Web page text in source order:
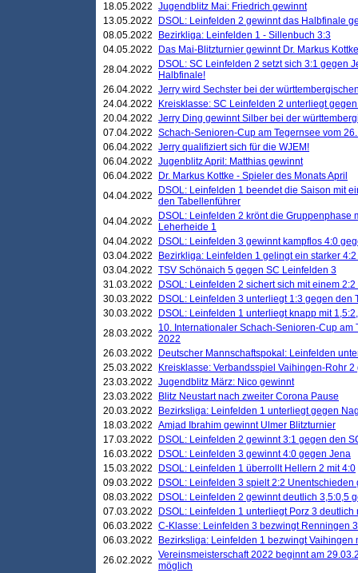
18.05.2022 Jugendblitz Mai: Friedrich gewinnt
13.05.2022
DSOL: Leinfelden 2 gewinnt das Halbfinale
08.05.2022
Bezirkliga: Leinfelden 1 - Sillenbuch 3:3
04.05.2022
Das Mai-Blitzturnier gewinnt Dr. Markus
28.04.2022
DSOL: SC Leinfelden 2 setzt sich 3:1 gegen
Halbfinale!
26.04.2022 Jerry wird Sechster bei der
24.04.2022
Kreisklasse: SC Leinfelden 2 unterliegt
20.04.2022 Jerry Ding gewinnt Silber bei der
07.04.2022 Schach-Senioren-Cup am Tegernsee vom
06.04.2022 Jerry qualifiziert sich für die WJEM!
06.04.2022 Jugenblitz April: Matthias gewinnt
06.04.2022
Dr. Markus Kottke - Spieler des Monats April
04.04.2022
DSOL: Leinfelden 1 beendet die Saison mit
den Tabellenführer
04.04.2022
DSOL: Leinfelden 2 krönt die Gruppenphase
Leherheide 1
04.04.2022
DSOL: Leinfelden 3 gewinnt kampflos 4:0
03.04.2022
Bezirkliga: Leinfelden 1 gelingt ein starker
03.04.2022 TSV Schönaich 5 gegen SC Leinfelden 3
31.03.2022
DSOL: Leinfelden 2 sichert sich mit einem
30.03.2022
DSOL: Leinfelden 3 unterliegt 1:3 gegen den
30.03.2022
DSOL: Leinfelden 1 unterliegt knapp mit
28.03.2022
10. Internationaler Schach-Senioren-Cup am
2022
26.03.2022
Deutscher Mannschaftspokal: Leinfelden
25.03.2022
Kreisklasse: Verbandsspiel Vaihingen-Rohr
23.03.2022 Jugendblitz März: Nico gewinnt
23.03.2022
Blitz Neustart nach zweiter Corona Pause
20.03.2022
Bezirksliga: Leinfelden 1 unterliegt gegen
18.03.2022 Amjad Ibrahim gewinnt Ulmer Blitzturnier
17.03.2022
DSOL: Leinfelden 2 gewinnt 3:1 gegen den
16.03.2022
DSOL: Leinfelden 3 gewinnt 4:0 gegen Jena
15.03.2022
DSOL: Leinfelden 1 überrollt Hellern 2 mit 4:0
09.03.2022
DSOL: Leinfelden 3 spielt 2:2 Unentschieden
08.03.2022
DSOL: Leinfelden 2 gewinnt deutlich 3,5:0,5
07.03.2022
DSOL: Leinfelden 1 unterliegt Porz 3 deutlich
06.03.2022 C-Klasse: Leinfelden 3 bezwingt Renningen
06.03.2022
Bezirksliga: Leinfelden 1 bezwingt Vaihingen
26.02.2022 Vereinsmeisterschaft 2022 beginnt am
möglich